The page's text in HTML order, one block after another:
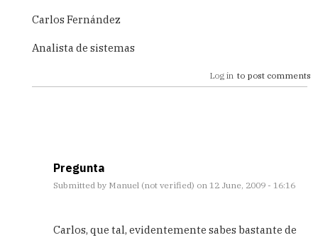
Carlos Fernández
Analista de sistemas
Log in to post comments
Pregunta
Submitted by Manuel (not verified) on 12 June, 2009 - 16:16
reply
Carlos, que tal, evidentemente sabes bastante de